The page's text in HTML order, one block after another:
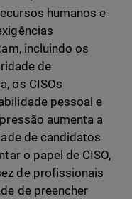
humanos e
incluindo os
de
os CISOs
pessoal e
aumenta a
de candidatos
o papel de CISO,
de profissionais
de preencher